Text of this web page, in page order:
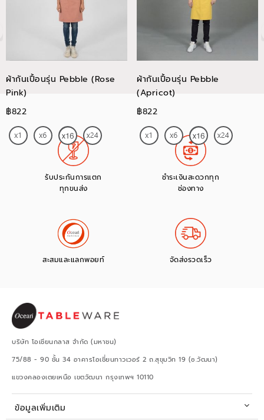
ผ้ากันเปื้อนรุ่น Pebble (Rose
Pink)
฿822
ผ้ากันเปื้อนรุ่น Pebble
(Apricot)
฿822
รับประกันการแตก
ทุกขนส่ง
ชำระเงินสะดวกทุก
ช่องทาง
สะสมและแลกพอยท์ จัดส่งรวดเร็ว
บริษัท โอเชียนกลาส จำกัด (มหาชน)
75/88 - 90 ชั้น 34 อาคารโอเชี่ยนทาวเวอร์ 2 ถ.สุขุมวิท 19 (ซ.วัฒนา)
แขวงคลองเตยเหนือ เขตวัฒนา กรุงเทพฯ 10110
ข้อมูลเพิ่มเติม